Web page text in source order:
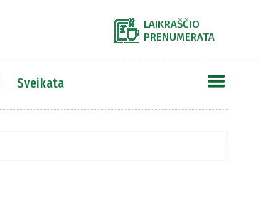
LAIKRAŠČIO
PRENUMERATA
Sveikata